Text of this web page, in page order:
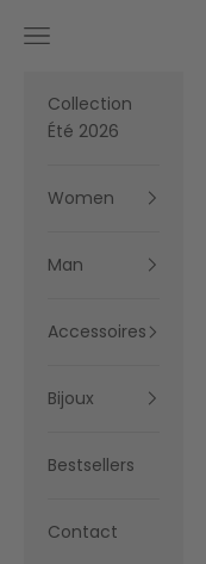
Navigation menu
Collection
Été 2026
Women
Man
Accessoires
Bijoux
Bestsellers
Contact